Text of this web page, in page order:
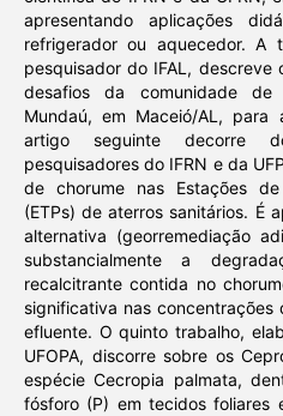
apresentando aplicações
refrigerador ou aquecedor. A
pesquisador do IFAL, descreve
desafios da comunidade
Mundaú, em Maceió/AL,
artigo seguinte decorre
pesquisadores do IFRN e da
de chorume nas Estações
(ETPs) de aterros sanitários. É
alternativa (georremediação
substancialmente a
recalcitrante contida no
significativa nas
efluente. O quinto trabalho,
UFOPA, discorre sobre os
espécie Cecropia palmata,
fósforo (P) em tecidos foliares